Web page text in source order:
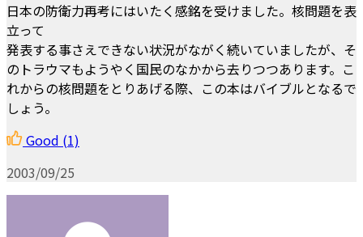
日本の防衛力再考にはいたく感銘を受けました。核問題を表
立って
発表する事さえできない状況がながく続いていましたが、そ
のトラウマもようやく国民のなかから去りつつあります。こ
れからの核問題をとりあげる際、この本はバイブルとなるで
しょう。
Good (1)
2003/09/25